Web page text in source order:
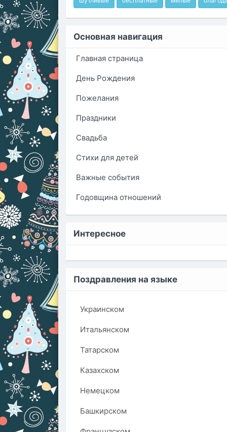
Основная навигация
Главная страница
День Рождения
Пожелания
Праздники
Свадьба
Стихи для детей
Важные события
Годовщина отношений
Интересное
Поздравления на языке
Украинском
Итальянском
Татарском
Казахском
Немецком
Башкирском